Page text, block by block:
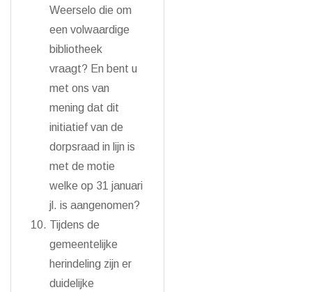
Weerselo die om
een volwaardige
bibliotheek
vraagt? En bent u
met ons van
mening dat dit
initiatief van de
dorpsraad in lijn is
met de motie
welke op 31 januari
jl. is aangenomen?
Tijdens de
gemeentelijke
herindeling zijn er
duidelijke